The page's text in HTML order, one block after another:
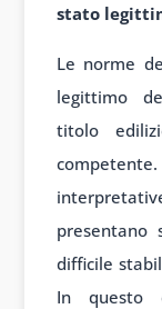
stato
Le norme
legittimo
titolo
presentano
difficile
In questo